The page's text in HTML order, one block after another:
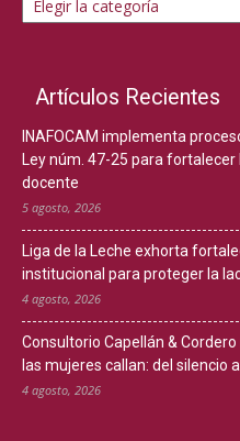
Artículos Recientes
INAFOCAM implementa
Ley núm. 47-25 para
docente
5 agosto, 2026
Liga de la Leche exhorta
institucional para proteger la
4 agosto, 2026
Consultorio Capellán &
las mujeres callan: del silencio
4 agosto, 2026